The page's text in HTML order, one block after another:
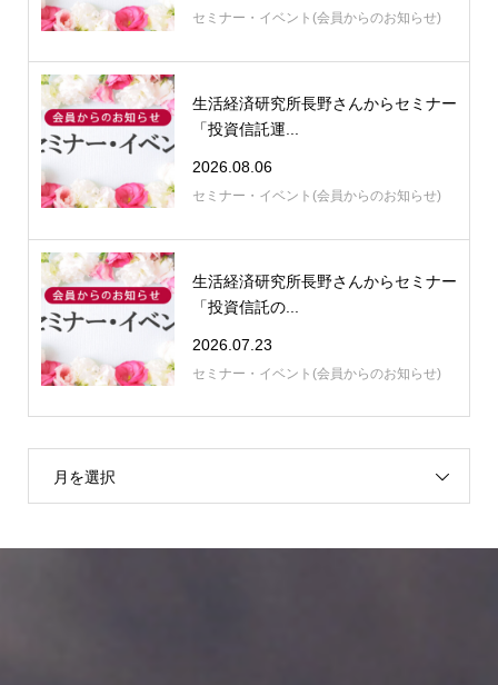
セミナー・イベント(会員からのお知らせ)
生活経済研究所長野さんからセミナー
「投資信託運...
2026.08.06
セミナー・イベント(会員からのお知らせ)
生活経済研究所長野さんからセミナー
「投資信託の...
2026.07.23
セミナー・イベント(会員からのお知らせ)
月を選択